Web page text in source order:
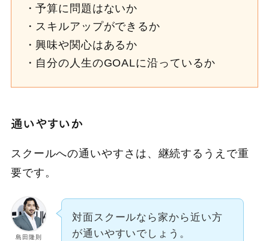
予算に問題はないか
スキルアップができるか
興味や関心はあるか
自分の人生のGOALに沿っているか
通いやすいか
スクールへの通いやすさは、継続するうえで重
要です。
島田隆則
対面スクールなら家から近い方
が通いやすいでしょう。